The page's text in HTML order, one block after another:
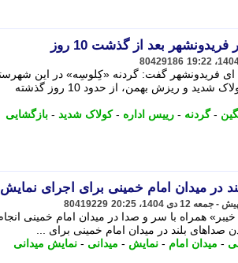
بعد از گذشت 10 روز
80429186
ای فریدونشهر گفت: گردنه «کِلوسِه» در این
که به دلیل بارش های سنگین برف، کولاک شدید و ریزش بهمن، از حدود 10 روز گذشته
-گردنه - رییس اداره -کولاک شدید - بازگشایی
در میدان امام خمینی برای اجرای
80419229
خیبر» همراه با سر و صدا در میدان امام خمینی
بلند در میدان امام خمینی برای ...
- میدان امام - نمایش - میدانی - نمایش میدانی